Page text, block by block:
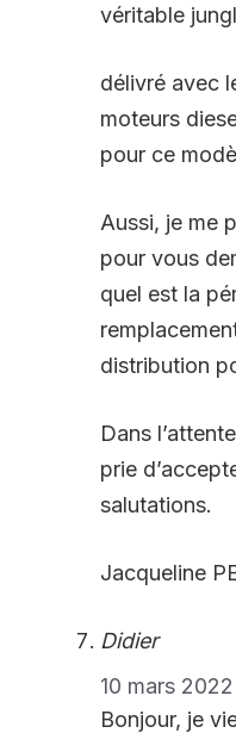
véritable
délivré avec
moteurs
pour ce
Aussi, je me
pour vous
quel est la
distribution
Dans
prie
salutations.
Jacqueline
Didier
10 mars
Bonjour, je